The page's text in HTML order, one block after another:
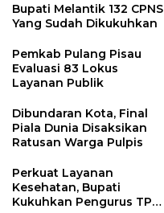
Bupati Melantik 132 CPNS
Yang Sudah Dikukuhkan
Pemkab Pulang Pisau
Evaluasi 83 Lokus
Layanan Publik
Dibundaran Kota, Final
Piala Dunia Disaksikan
Ratusan Warga Pulpis
Perkuat Layanan
Kesehatan, Bupati
Kukuhkan Pengurus TP